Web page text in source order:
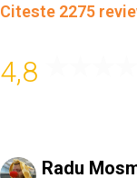
Citeste 2275
4,8
Radu